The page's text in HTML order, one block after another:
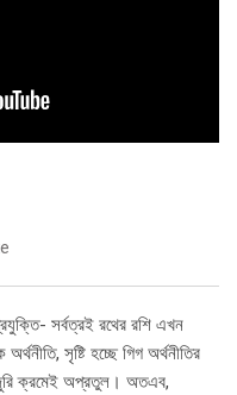
সর্বত্রই রথের রশি এখন
সৃষ্টি হচ্ছে গিগ অর্থনীতির
ক্রমেই অপ্রতুল। অতএব,